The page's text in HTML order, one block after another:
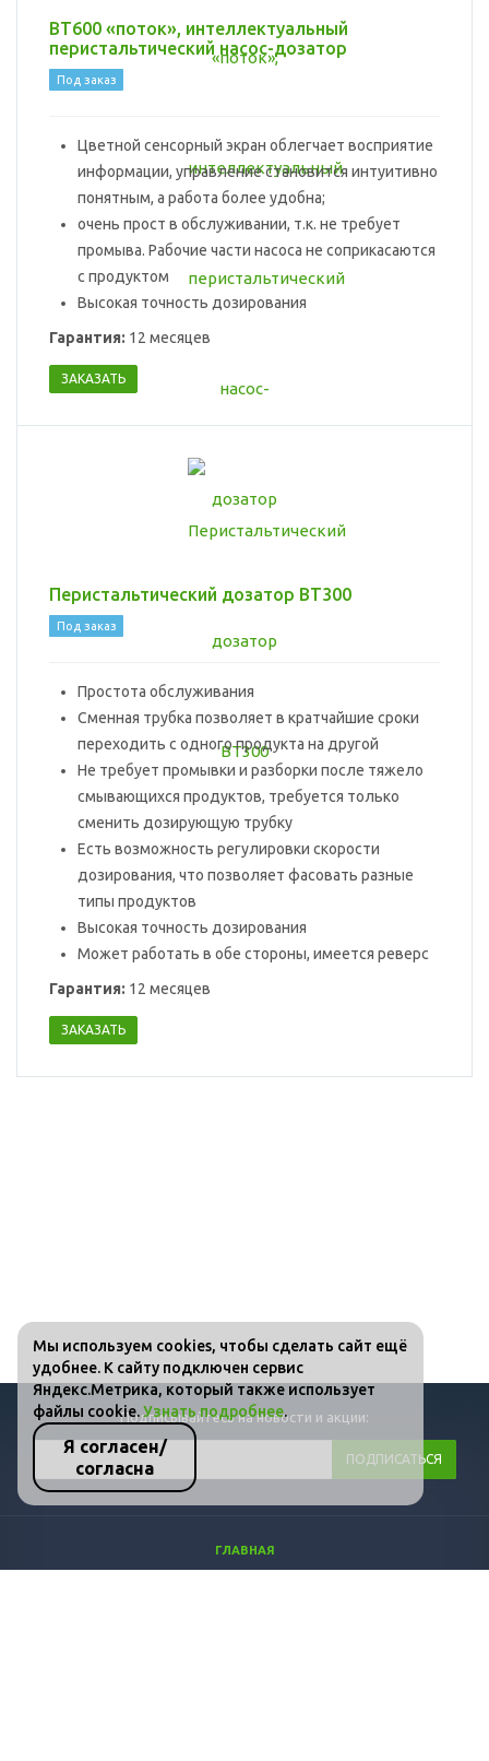
BT600 «поток», интеллектуальный
перистальтический насос-дозатор
Под заказ
Цветной сенсорный экран облегчает восприятие
информации, управление становится интуитивно
понятным, а работа более удобна;
очень прост в обслуживании, т.к. не требует
промыва. Рабочие части насоса не соприкасаются
с продуктом
Высокая точность дозирования
Гарантия: 12 месяцев
ЗАКАЗАТЬ
Перистальтический дозатор ВТ300
Под заказ
Простота обслуживания
Сменная трубка позволяет в кратчайшие сроки
переходить с одного продукта на другой
Не требует промывки и разборки после тяжело
смывающихся продуктов, требуется только
сменить дозирующую трубку
Есть возможность регулировки скорости
дозирования, что позволяет фасовать разные
типы продуктов
Высокая точность дозирования
Может работать в обе стороны, имеется реверс
Гарантия: 12 месяцев
ЗАКАЗАТЬ
Подписывайтесь на новости и акции:
ГЛАВНАЯ
Мы используем cookies, чтобы сделать сайт ещё
удобнее. К сайту подключен сервис
Яндекс.Метрика, который также использует
файлы cookie.Узнать подробнее.
Я согласен/
согласна